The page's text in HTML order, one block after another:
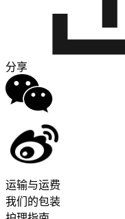
分享
运输与运费
我们的包装